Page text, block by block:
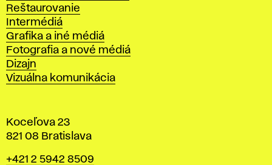
Reštaurovanie
Intermédiá
Grafika a iné médiá
Fotografia a nové médiá
Dizajn
Vizuálna komunikácia
Koceľova 23
821 08 Bratislava
Telefón
+421 2 5942 8509